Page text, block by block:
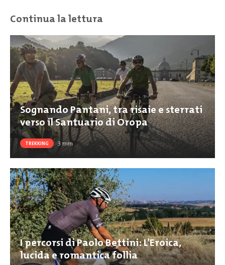
Continua la lettura
Sognando Pantani, tra risaie e sterrati
verso il Santuario di Oropa
TREKKING 3 min
I percorsi di Paolo Bettini: L’Eroica,
lucida e romantica follia